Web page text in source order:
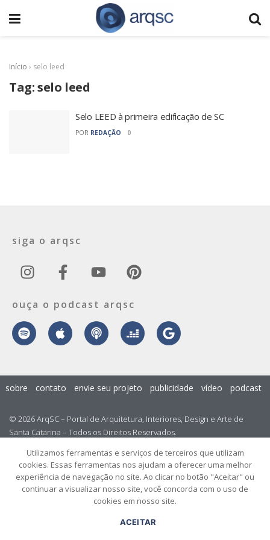
Início › selo leed
Tag:selo leed
Selo LEED à primeira edificação de SC
POR REDAÇÃO 0
siga o arqsc
ouça o podcast arqsc
© 2026 ArqSC – Portal de Arquitetura, Interiores, Design e Arte de
Santa Catarina – Todos os Direitos Reservados.
sobre contato envie seu projeto publicidade vídeo podcast
Utilizamos ferramentas e serviços de terceiros que utilizam
cookies. Essas ferramentas nos ajudam a oferecer uma melhor
experiência de navegação no site. Ao clicar no botão "Aceitar" ou
continuar a visualizar nosso site, você concorda com o uso de
cookies em nosso site.
ACEITAR